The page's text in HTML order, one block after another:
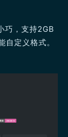
巧，支持2GB
定义格式。